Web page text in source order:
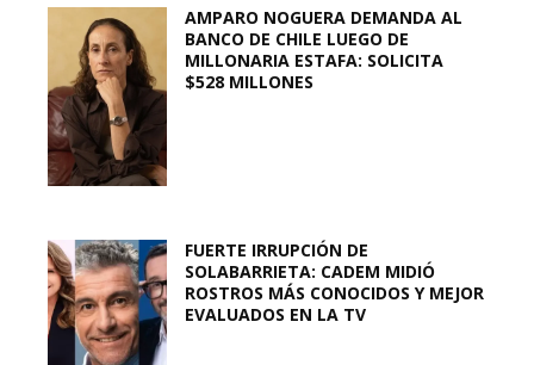
AMPARO NOGUERA DEMANDA AL
BANCO DE CHILE LUEGO DE
MILLONARIA ESTAFA: SOLICITA
$528 MILLONES
FUERTE IRRUPCIÓN DE
SOLABARRIETA: CADEM MIDIÓ
ROSTROS MÁS CONOCIDOS Y MEJOR
EVALUADOS EN LA TV